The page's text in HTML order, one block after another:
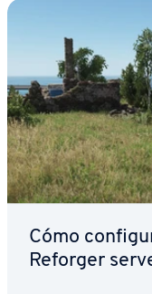
Cómo
Reforger